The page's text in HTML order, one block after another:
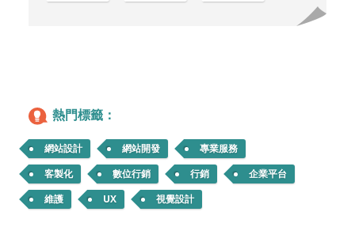
熱門標籤：
網站設計 網站開發
專業服務
客製化
數位行銷 行銷
企業平台
維護
UX 視覺設計